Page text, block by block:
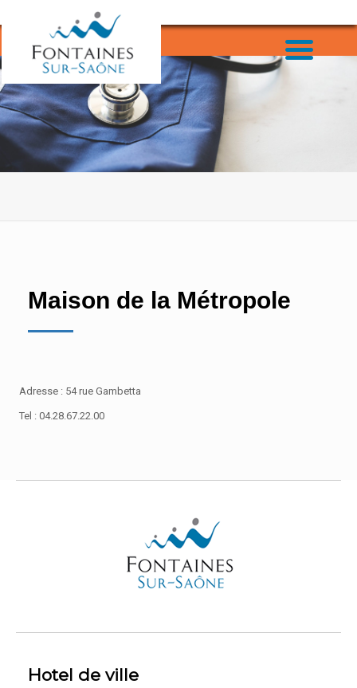
Maison de la Métropole
Adresse : 54 rue Gambetta
Tel : 04.28.67.22.00
Hotel de ville